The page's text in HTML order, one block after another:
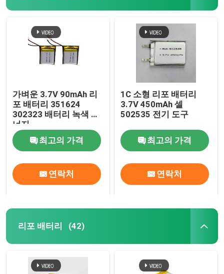
가벼운 3.7V 90mAh 리
포 배터리 351624
302323 배터리 녹색 에
너지
최고의 가격
연락처
1C 소형 리포 배터리
3.7V 450mAh 셀
502535 전기 도구
최고의 가격
연락처
리포 배터리 (42)